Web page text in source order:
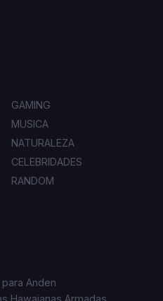
GAMING
MUSICA
NATURALEZA
CELEBRIDADES
RANDOM
Anden